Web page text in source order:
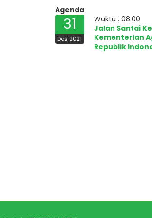
Agenda
31
Des 2021
Waktu : 08:00
Jalan Santai
Kementerian
Republik